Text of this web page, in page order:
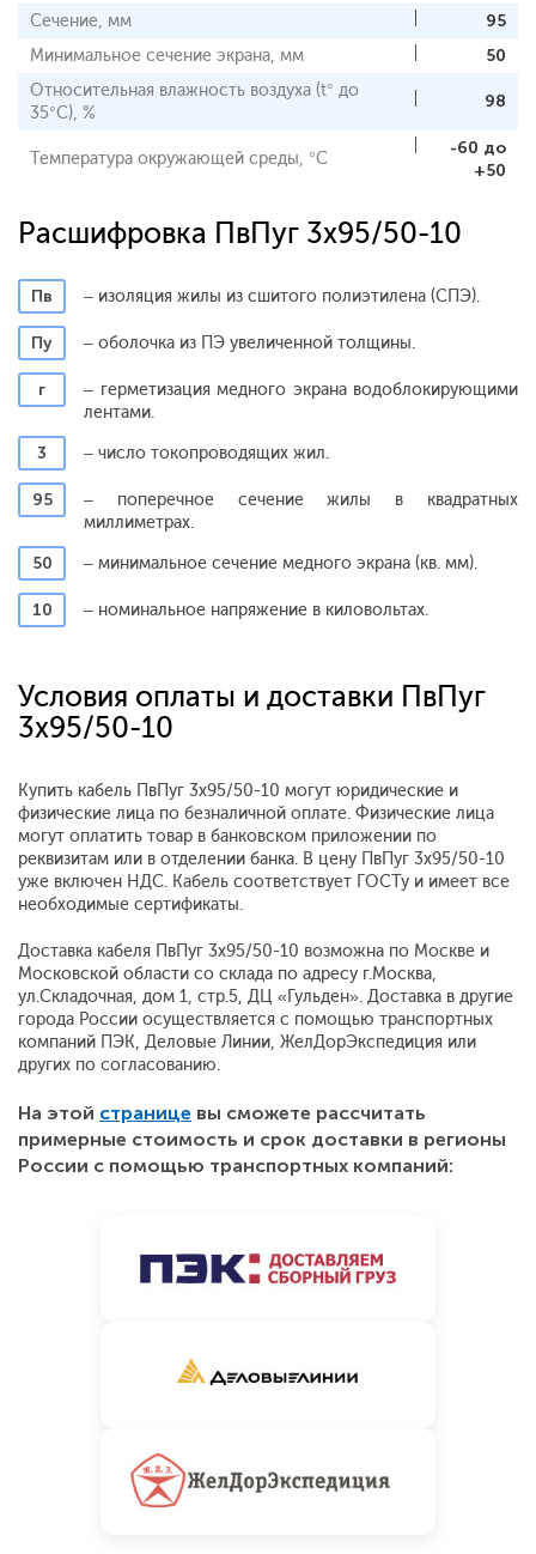
Сечение, мм
95
Минимальное сечение экрана, мм
50
Относительная влажность воздуха (t° до
35°С), %
98
Температура окружающей среды, °С
-60 до
+50
Расшифровка ПвПуг 3x95/50-10
Пв – изоляция жилы из сшитого полиэтилена (СПЭ).
Пу – оболочка из ПЭ увеличенной толщины.
г
– герметизация медного экрана водоблокирующими
лентами.
3
– число токопроводящих жил.
95
– поперечное сечение жилы в квадратных
миллиметрах.
50
– минимальное сечение медного экрана (кв. мм).
10 – номинальное напряжение в киловольтах.
Условия оплаты и доставки ПвПуг
3x95/50-10
Купить кабель ПвПуг 3x95/50-10 могут юридические и
физические лица по безналичной оплате. Физические лица
могут оплатить товар в банковском приложении по
реквизитам или в отделении банка. В цену ПвПуг 3x95/50-10
уже включен НДС. Кабель соответствует ГОСТу и имеет все
необходимые сертификаты.
Доставка кабеля ПвПуг 3x95/50-10 возможна по Москве и
Московской области со склада по адресу г.Москва,
ул.Складочная, дом 1, стр.5, ДЦ «Гульден». Доставка в другие
города России осуществляется с помощью транспортных
компаний ПЭК, Деловые Линии, ЖелДорЭкспедиция или
других по согласованию.
На этой странице вы сможете рассчитать
примерные стоимость и срок доставки в регионы
России с помощью транспортных компаний: